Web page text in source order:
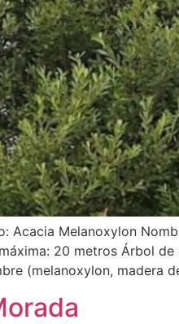
Acacia Melanoxylon
20 metros Árbol
(melanoxylon, madera